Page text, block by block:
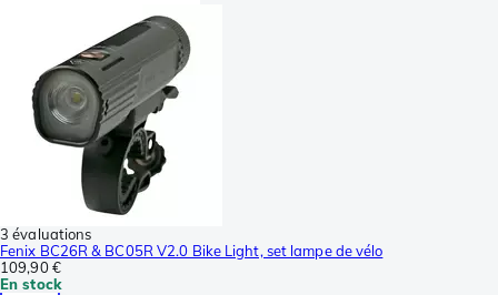
3 évaluations
Fenix BC26R & BC05R V2.0 Bike Light, set lampe de vélo
109,90 €
En stock